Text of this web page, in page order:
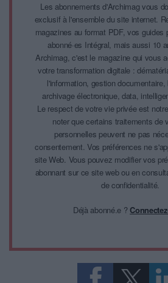
Les abonnements d'Archimag vous
exclusif à l'ensemble du site internet.
magazines au format PDF, vos guides
abonné·es Intégral, mais aussi 10
Archimag, c'est le magazine qui vous
votre transformation digitale :
l'information, gestion documentaire,
archivage électronique, data,
Le respect de votre vie privée est
noter que certains traitements de
personnelles peuvent ne pas
consentement. Vos préférences ne
site Web. Vous pouvez modifier vos
abonnant sur ce site web ou en
de confidentialité.
Déjà abonné.e ?